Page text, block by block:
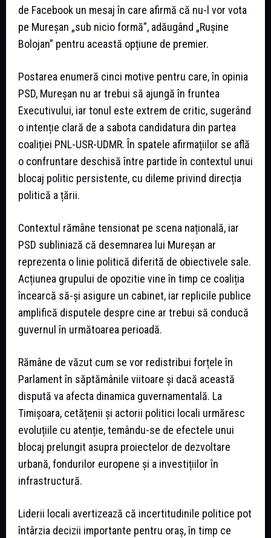
de Facebook un mesaj în care afirmă că nu-l vor vota
pe Mureșan „sub nicio formă”, adăugând „Rușine
Bolojan” pentru această opțiune de premier.
Postarea enumeră cinci motive pentru care, în opinia
PSD, Mureșan nu ar trebui să ajungă în fruntea
Executivului, iar tonul este extrem de critic, sugerând
o intenție clară de a sabota candidatura din partea
coaliției PNL-USR-UDMR. În spatele afirmațiilor se află
o confruntare deschisă între partide în contextul unui
blocaj politic persistente, cu dileme privind direcția
politică a țării.
Contextul rămâne tensionat pe scena națională, iar
PSD subliniază că desemnarea lui Mureșan ar
reprezenta o linie politică diferită de obiectivele sale.
Acțiunea grupului de opozitie vine în timp ce coaliția
încearcă să-și asigure un cabinet, iar replicile publice
amplifică disputele despre cine ar trebui să conducă
guvernul în următoarea perioadă.
Rămâne de văzut cum se vor redistribui forțele în
Parlament în săptămânile viitoare și dacă această
dispută va afecta dinamica guvernamentală. La
Timișoara, cetățenii și actorii politici locali urmăresc
evoluțiile cu atenție, temându-se de efectele unui
blocaj prelungit asupra proiectelor de dezvoltare
urbană, fondurilor europene și a investițiilor în
infrastructură.
Liderii locali avertizează că incertitudinile politice pot
întârzia decizii importante pentru oraș, în timp ce